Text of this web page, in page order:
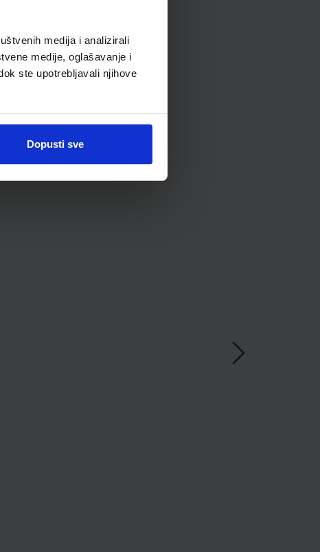
medija i analizirali
medije, oglašavanje i
ste upotrebljavali njihove
Dopusti sve